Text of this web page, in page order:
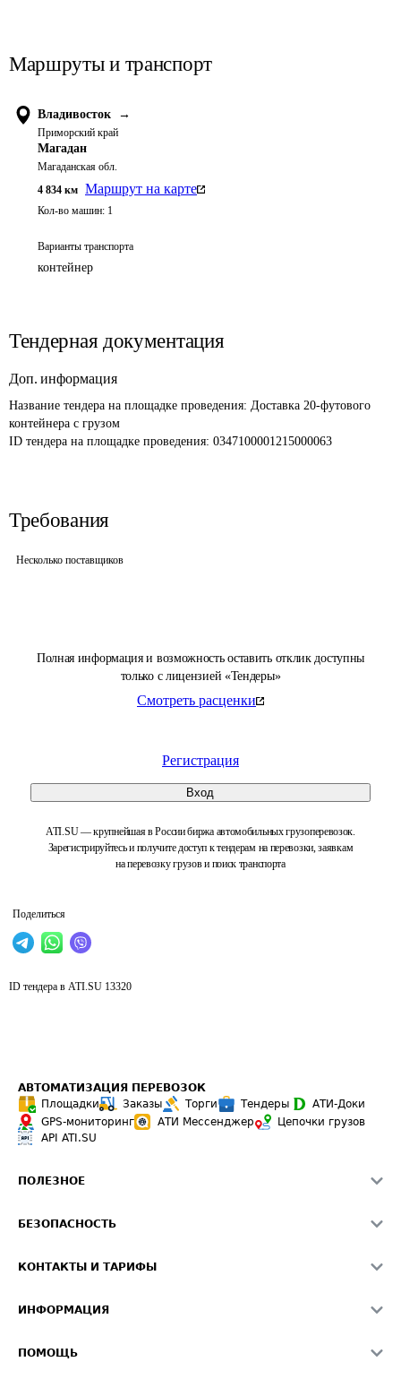
Полная информация и возможность оставить отклик доступны
только с лицензией «Тендеры»
Смотреть расценки
Регистрация
Вход
ATI.SU — крупнейшая в России биржа автомобильных грузоперевозок.
Зарегистрируйтесь и получите доступ к тендерам на перевозки, заявкам
на перевозку грузов и поиск транспорта
Поделиться
Маршруты и транспорт
Владивосток →
Приморский край
Магадан
Магаданская обл.
4 834 км Маршрут на карте
Кол-во машин: 1
Варианты транспорта
контейнер
Тендерная документация
Доп. информация
Название тендера на площадке проведения: Доставка 20-футового
контейнера с грузом
ID тендера на площадке проведения: 0347100001215000063
Требования
Несколько поставщиков
ID тендера в ATI.SU 13320
АВТОМАТИЗАЦИЯ ПЕРЕВОЗОК
Площадки
Заказы Торги Тендеры
АТИ-Доки
GPS-мониторинг
АТИ Мессенджер
Цепочки грузов
API ATI.SU
ПОЛЕЗНОЕ
Звезды ATI.SU на вашем сайте
Средние ставки
БЕЗОПАСНОСТЬ
Светофор+
О формировании Паспорта
КОНТАКТЫ И ТАРИФЫ
Реклама на сайте
ИНФОРМАЦИЯ
ПОМОЩЬ